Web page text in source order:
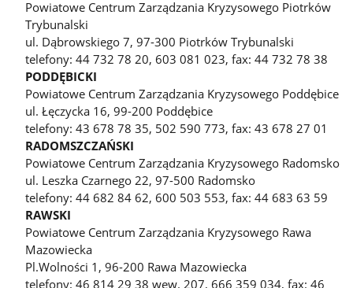
Powiatowe Centrum Zarządzania Kryzysowego Piotrków
Trybunalski
ul. Dąbrowskiego 7, 97-300 Piotrków Trybunalski
telefony: 44 732 78 20, 603 081 023, fax: 44 732 78 38
PODDĘBICKI
Powiatowe Centrum Zarządzania Kryzysowego Poddębice
ul. Łęczycka 16, 99-200 Poddębice
telefony: 43 678 78 35, 502 590 773, fax: 43 678 27 01
RADOMSZCZAŃSKI
Powiatowe Centrum Zarządzania Kryzysowego Radomsko
ul. Leszka Czarnego 22, 97-500 Radomsko
telefony: 44 682 84 62, 600 503 553, fax: 44 683 63 59
RAWSKI
Powiatowe Centrum Zarządzania Kryzysowego Rawa
Mazowiecka
Pl.Wolności 1, 96-200 Rawa Mazowiecka
telefony: 46 814 29 38 wew. 207, 666 359 034, fax: 46